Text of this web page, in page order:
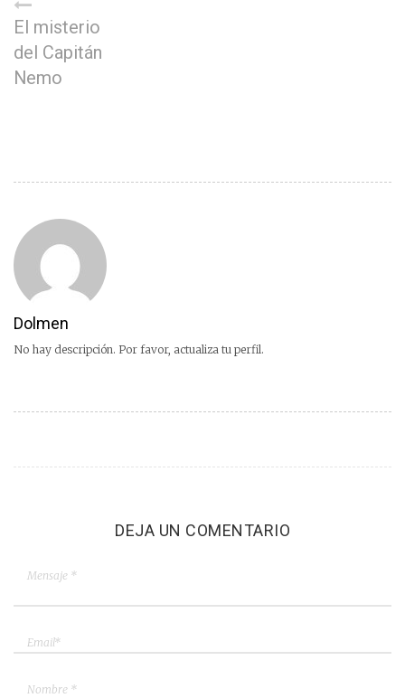
El misterio
del Capitán
Nemo
Dolmen
No hay descripción. Por favor, actualiza tu perfil.
DEJA UN COMENTARIO